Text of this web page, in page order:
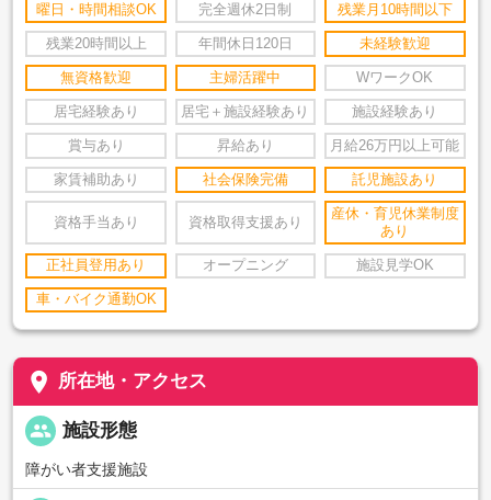
曜日・時間相談OK 完全週休2日制 残業月10時間以下
残業20時間以上 年間休日120日 未経験歓迎
無資格歓迎 主婦活躍中 WワークOK
居宅経験あり 居宅＋施設経験あり 施設経験あり
賞与あり 昇給あり 月給26万円以上可能
家賃補助あり 社会保険完備 託児施設あり
資格手当あり 資格取得支援あり
産休・育児休業制度
あり
正社員登用あり オープニング 施設見学OK
車・バイク通勤OK
place 所在地・アクセス
people 施設形態
障がい者支援施設